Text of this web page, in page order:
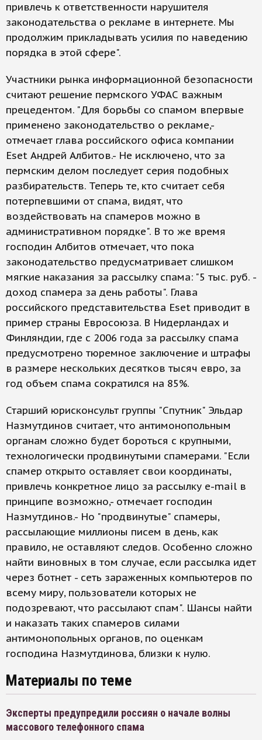
привлечь к ответственности нарушителя
законодательства о рекламе в интернете. Мы
продолжим прикладывать усилия по наведению
порядка в этой сфере".
Участники рынка информационной безопасности
считают решение пермского УФАС важным
прецедентом. "Для борьбы со спамом впервые
применено законодательство о рекламе,-
отмечает глава российского офиса компании
Eset Андрей Албитов.- Не исключено, что за
пермским делом последует серия подобных
разбирательств. Теперь те, кто считает себя
потерпевшими от спама, видят, что
воздействовать на спамеров можно в
административном порядке". В то же время
господин Албитов отмечает, что пока
законодательство предусматривает слишком
мягкие наказания за рассылку спама: "5 тыс. руб. -
доход спамера за день работы". Глава
российского представительства Eset приводит в
пример страны Евросоюза. В Нидерландах и
Финляндии, где с 2006 года за рассылку спама
предусмотрено тюремное заключение и штрафы
в размере нескольких десятков тысяч евро, за
год объем спама сократился на 85%.
Старший юрисконсульт группы "Спутник" Эльдар
Назмутдинов считает, что антимонопольным
органам сложно будет бороться с крупными,
технологически продвинутыми спамерами. "Если
спамер открыто оставляет свои координаты,
привлечь конкретное лицо за рассылку e-mail в
принципе возможно,- отмечает господин
Назмутдинов.- Но "продвинутые" спамеры,
рассылающие миллионы писем в день, как
правило, не оставляют следов. Особенно сложно
найти виновных в том случае, если рассылка идет
через ботнет - сеть зараженных компьютеров по
всему миру, пользователи которых не
подозревают, что рассылают спам". Шансы найти
и наказать таких спамеров силами
антимонопольных органов, по оценкам
господина Назмутдинова, близки к нулю.
Материалы по теме
Эксперты предупредили россиян о начале волны
массового телефонного спама